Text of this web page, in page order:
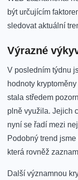
být určujícím
sledovat ⁤aktuální
Výrazné
V‍ posledním​ týdnu⁤
hodnoty
⁤stala středem
plně využila.⁣ Jejich
⁤nyní⁢ se řadí​ mezi
Podobný⁤ trend
která rovněž
Další významnou